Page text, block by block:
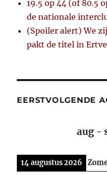
19.5 op 44 (of 80.5
de nationale
(Spoiler alert) We
pakt de titel in
EERSTVOLGENDE
aug -
14 augustus 2026